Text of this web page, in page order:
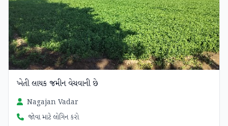
ખેતી લાયક જમીન વેચવાની છે
Nagajan Vadar
જોવા માટે લોગિન કરો